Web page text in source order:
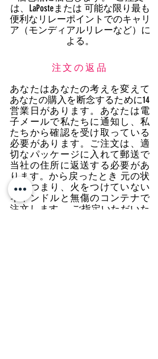
は、LaPosteまたは 可能な限り最も
便利なリレーポイントでのキャリ
ア（モンディアルリレーなど）に
よる。
注文の返品
あなたはあなたの考えを変えて
あなたの購入を断念するために14
営業日があります。あなたは電
子メールで私たちに通知し、私
たちから確認を受け取っている
必要があります。ご注文は、適
切なパッケージに入れて郵送で
当社の住所に返送する必要があ
ります。から戻ったとき 元の状
態、つまり、火をつけていない
キャンドルと無傷のコンテナで
注文します。 ご指定いただいた